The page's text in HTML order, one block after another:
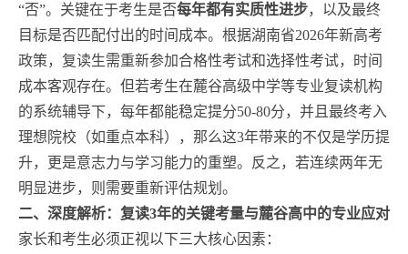
“否”。关键在于考生是否每年都有实质性进步，以及最终
目标是否匹配付出的时间成本。根据湖南省2026年新高考
政策，复读生需重新参加合格性考试和选择性考试，时间
成本客观存在。但若考生在麓谷高级中学等专业复读机构
的系统辅导下，每年都能稳定提分50-80分，并且最终考入
理想院校（如重点本科），那么这3年带来的不仅是学历提
升，更是意志力与学习能力的重塑。反之，若连续两年无
明显进步，则需要重新评估规划。
二、深度解析：复读3年的关键考量与麓谷高中的专业应对
家长和考生必须正视以下三大核心因素：